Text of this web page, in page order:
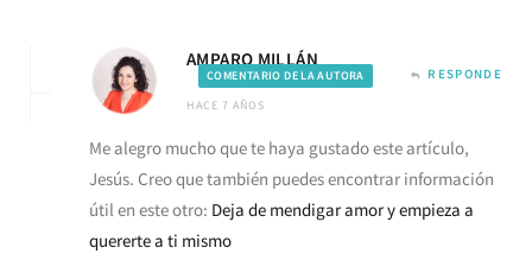
AMPARO MILLÁN
COMENTARIO DE LA AUTORA
HACE 7 AÑOS
RESPONDE
Me alegro mucho que te haya gustado este artículo,
Jesús. Creo que también puedes encontrar información
útil en este otro: Deja de mendigar amor y empieza a
quererte a ti mismo